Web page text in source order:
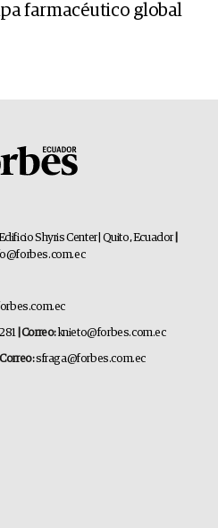
farmacéutico global
Shyris Center | Quito, Ecuador
| Correo:knieto@forbes.com.ec
| Correo:sfraga@forbes.com.ec